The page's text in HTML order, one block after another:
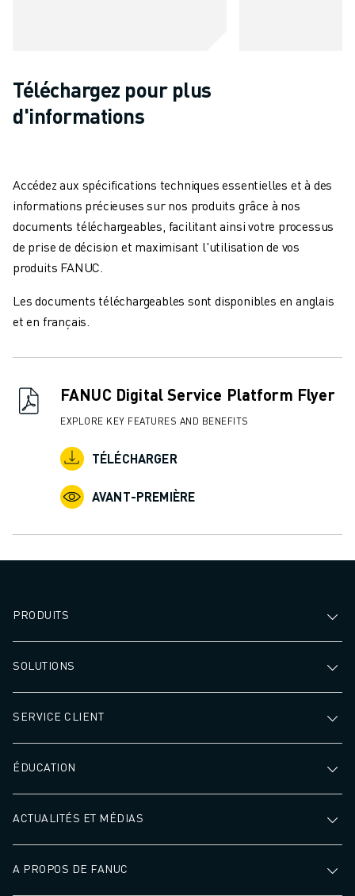
Téléchargez pour plus
d'informations
Accédez aux spécifications techniques essentielles et à des
informations précieuses sur nos produits grâce à nos
documents téléchargeables, facilitant ainsi votre processus
de prise de décision et maximisant l'utilisation de vos
produits FANUC.
Les documents téléchargeables sont disponibles en anglais
et en français.
FANUC Digital Service Platform Flyer
EXPLORE KEY FEATURES AND BENEFITS
TÉLÉCHARGER
AVANT-PREMIÈRE
PRODUITS
SOLUTIONS
SERVICE CLIENT
ÉDUCATION
ACTUALITÉS ET MÉDIAS
A PROPOS DE FANUC